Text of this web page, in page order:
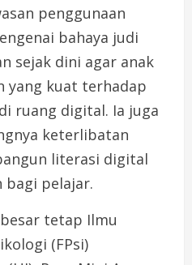
penggunaan
bahaya judi
sejak dini agar anak
yang kuat terhadap
ruang digital. Ia juga
keterlibatan
literasi digital
bagi pelajar.
tetap Ilmu
(FPsi)